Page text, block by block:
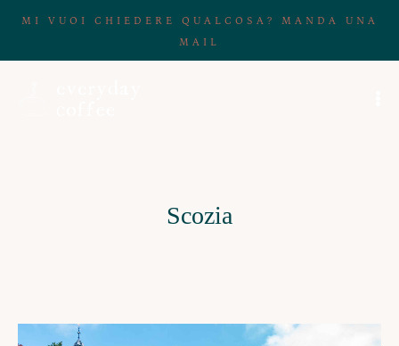
MI VUOI CHIEDERE QUALCOSA? MANDA UNA
MAIL
Scozia